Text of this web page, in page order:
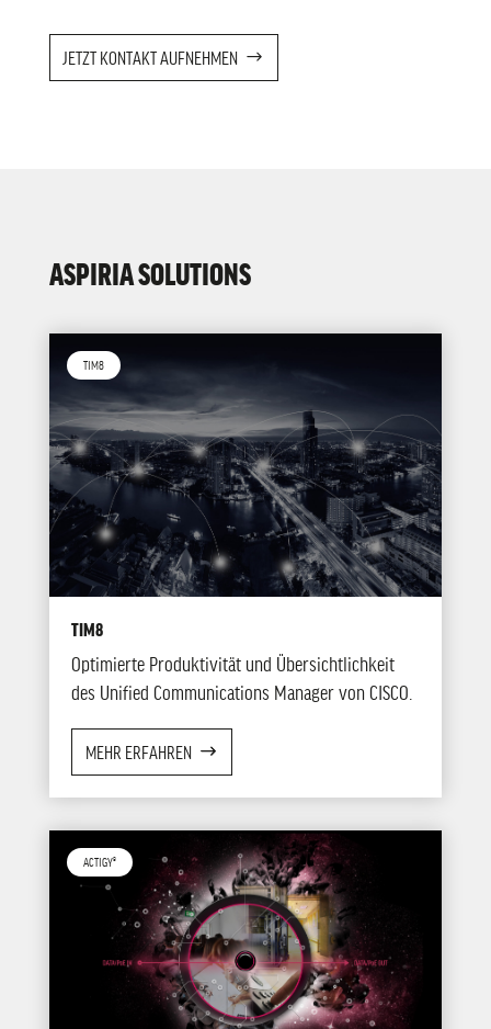
JETZT KONTAKT AUFNEHMEN
ASPIRIA SOLUTIONS
TIM8
TIM8
Optimierte Produktivität und Übersichtlichkeit
des Unified Communications Manager von CISCO.
MEHR ERFAHREN
ACTIGY®